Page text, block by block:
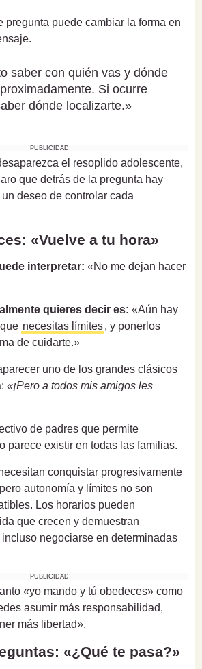
pregunta puede cambiar la forma en
saber con quién vas y dónde
Si ocurre
dónde localizarte.»
PUBLICIDAD
el resoplido adolescente,
que detrás de la pregunta hay
deseo de controlar cada
«Vuelve a tu hora»
interpretar: «No me dejan hacer
quieres decir es: «Aún hay
necesitas límites, y ponerlos
de cuidarte.»
uno de los grandes clásicos
«¡Pero a todos mis amigos les
de padres que permite
parece existir en todas las familias.
conquistar progresivamente
autonomía y límites no son
Los horarios pueden
que crecen y demuestran
negociarse en determinadas
PUBLICIDAD
«yo mando y tú obedeces» como
asumir más responsabilidad,
más libertad».
«¿Qué te pasa?»